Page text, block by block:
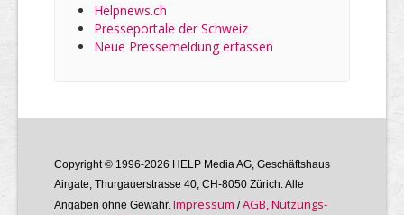
Helpnews.ch
Presseportale der Schweiz
Neue Pressemeldung erfassen
Copyright © 1996-2026 HELP Media AG, Geschäftshaus
Airgate, Thurgauer­strasse 40, CH-8050 Zürich. Alle
Angaben ohne Gewähr. Im­pres­sum /AGB, Nutzungs­